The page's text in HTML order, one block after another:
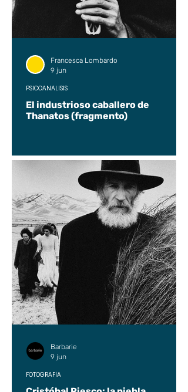
El industrioso caballero de
Thanatos (fragmento)
PSICOANÁLISIS
Francesca Lombardo
9 jun
FOTOGRAFÍA
Barbarie
9 jun